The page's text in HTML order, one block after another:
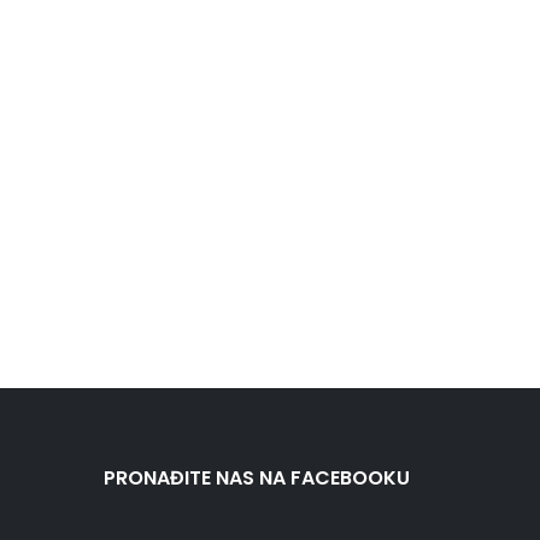
PRONAĐITE NAS NA FACEBOOKU